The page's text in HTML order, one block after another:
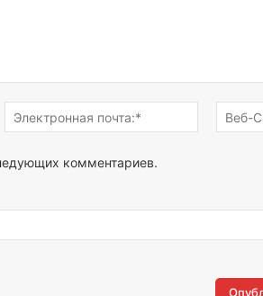
Электронная
почта:*
комментариев.